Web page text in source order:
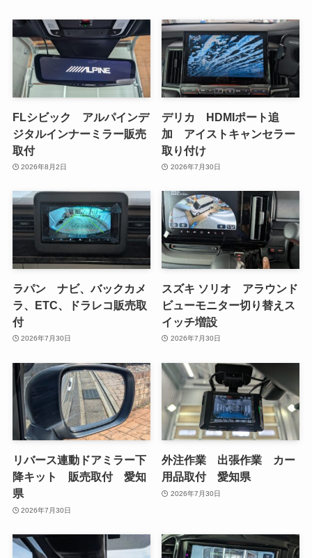
FLシビック アルパインデ
ジタルインナーミラー販売
取付
2026年8月2日
デリカ HDMIポート追
加 アイストキャンセラー
取り付け
2026年7月30日
ラパン ナビ、バックカメ
ラ、ETC、ドラレコ販売取
付
2026年7月30日
スズキ ソリオ アラウンド
ビューモニター切り替えス
イッチ増設
2026年7月30日
リバース連動ドアミラー下
降キット 販売取付 愛知
県
2026年7月30日
外注作業 出張作業 カー
用品取付 愛知県
2026年7月30日